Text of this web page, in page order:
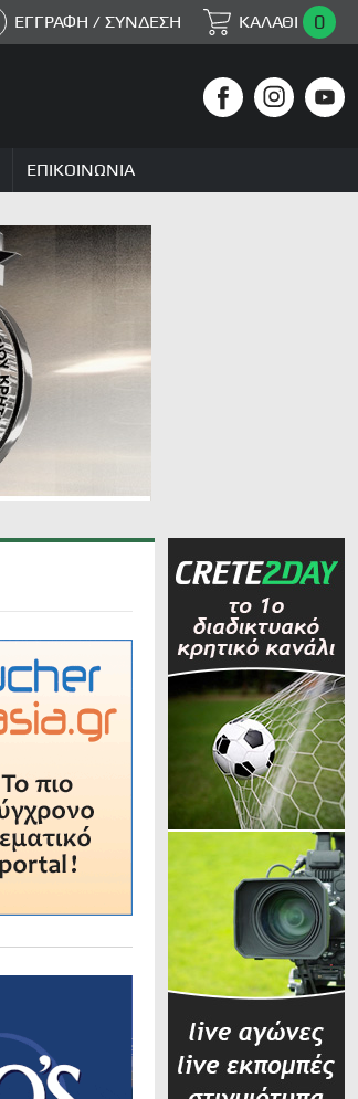
ΕΓΓΡΑΦΗ / ΣΥΝΔΕΣΗ ΚΑΛΑΘΙ 0
ΕΠΙΚΟΙΝΩΝΙΑ